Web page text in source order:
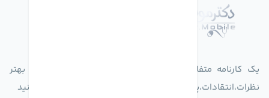
یک کارنامه متفاوت از زندگیت ثبت کن برای ارایه خدمات بهتر
نظرات،انتقادات،پیشنهاداتتان را به سامانه 30004719 ارسال کنید